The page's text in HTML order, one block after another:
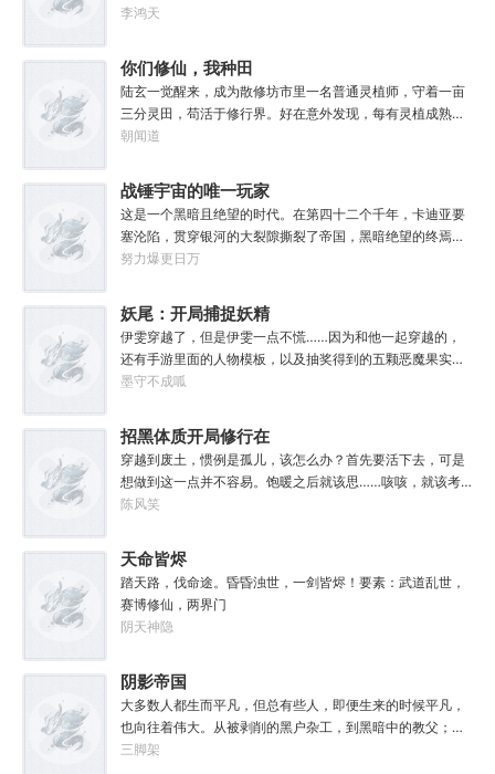
生不再平凡。……女儿平安出生，你获得道果【仙工】女儿
无灾，获得道果【无垢心】女儿三岁，活泼机灵，获得道果
【棋圣】女儿四岁、五岁、六岁…………李澈发现，女儿每长
大一岁，他便可凝聚出一颗道果，加持己身。从此以后，李
澈有了一个朴实无华的愿望。一岁一道果，默默守长生。为
父只想……从老婆孩子热炕头开始，心平气和的守护女儿长
间。
李鸿天
你们修仙，我种田
陆玄一觉醒来，成为散修坊市里一名普通灵植师，守着一亩
三分灵田，苟活于修行界。好在意外发现，每有灵植成熟，
自己便能得到额外奖励。收获剑草一株，获得剑丸一枚。收
焰丹丹方一张。……从此，他便安分守住自家灵田，坐看修
行界风起云涌，沧海桑田。“什么切磋斗法，秘境探索，寻仙
缘，得法宝……通通与我无关！”“我只想安安静静的种田。”
朝闻道
战锤宇宙的唯一玩家
这是一个黑暗且绝望的时代。在第四十二个千年，卡迪亚要
塞沦陷，贯穿银河的大裂隙撕裂了帝国，黑暗绝望的终焉时
代降临。人类的命运似乎已被注定，要在无休止的恐怖战争
失的来到这个世界。“剧情对话什么的最烦人了，统统跳
过。”“我不想知道为什么，我只想大开杀戒。”基里曼：达奇
是个优秀的战士，就是不爱听人话，每次想和他说些什么，
他都要跳过。塔拉辛：我很好奇，他是怎么把恒星敲成一个
个方块的。钛族：对那家伙来说，物理学已经不存在了。恐
孩子抓了，把他们洗得白白净净的，这种羞辱让我悲愤欲
绝。奸奇：一切变化都是命运的一部分，但命运被那个混蛋
给打碎了。色孽：其实达奇已经被我腐化了，但我不敢告诉
他。………………达奇：前面忘了，后面也忘了，总之，让亚
努力爆更日万
妖尾：开局捕捉妖精
女王艾露莎
伊雯穿越了，但是伊雯一点不慌……因为和他一起穿越的，
还有手游里面的人物模板，以及抽奖得到的五颗恶魔果实。
伊雯自认自己可以依靠首充六块得到的特殊体质，以及背包
双眼的伊雯看到了一头绯红色的巨龙。伊雯这才知道，这根
本就不是海贼王，是妖精的尾巴！开局捕捉艾露莎？开局被
艾琳捕捉！
墨守不成呱
招黑体质开局修行在
废土
穿越到废土，惯例是孤儿，该怎么办？首先要活下去，可是
想做到这一点并不容易。饱暖之后就该思……咳咳，就该考
虑怎么变强了，这更不容易。等曲涧磊开始逐渐变强，他意
陈风笑
天命皆烬
踏天路，伐命途。昏昏浊世，一剑皆烬！要素：武道乱世，
赛博修仙，两界门
阴天神隐
阴影帝国
大多数人都生而平凡，但总有些人，即便生来的时候平凡，
也向往着伟大。从被剥削的黑户杂工，到黑暗中的教父；从
遵守规则的社会底层，到制定规则的幕后皇帝；阳光照耀时
三脚架